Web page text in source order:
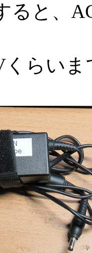
ると、
くらい